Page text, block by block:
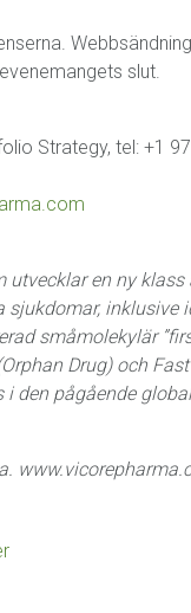
slut.
Strategy, tel: +1
en ny klass
inklusive
småmolekylär
Drug) och
den pågående